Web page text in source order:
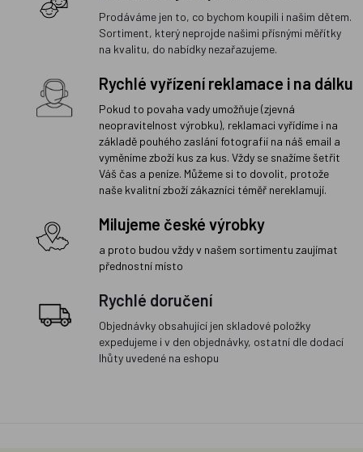
Prodáváme jen to, co bychom koupili i našim dětem.
Sortiment, který neprojde našimi přísnými měřítky
na kvalitu, do nabídky nezařazujeme.
Rychlé vyřízení reklamace i na dálku
Pokud to povaha vady umožňuje (zjevná
neopravitelnost výrobku), reklamaci vyřídíme i na
základě pouhého zaslání fotografií na náš email a
vyměníme zboží kus za kus. Vždy se snažíme šetřit
Váš čas a peníze. Můžeme si to dovolit, protože
naše kvalitní zboží zákazníci téměř nereklamují.
Milujeme české výrobky
a proto budou vždy v našem sortimentu zaujímat
přednostní místo
Rychlé doručení
Objednávky obsahující jen skladové položky
expedujeme i v den objednávky, ostatní dle dodací
lhůty uvedené na eshopu